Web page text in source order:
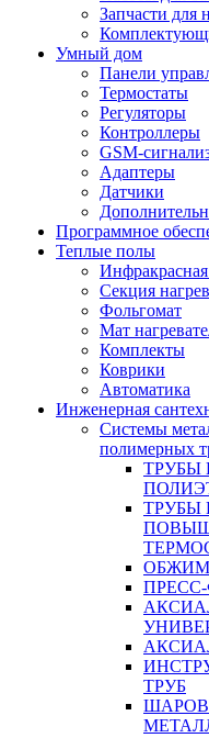
Запчасти для
Умный дом
Панели
Термостаты
Регуляторы
Контроллеры
GSM-
Адаптеры
Датчики
Программное
Теплые полы
Инфракрасная
Секция
Фольгомат
Мат
Комплекты
Коврики
Автоматика
Инженерная
Системы
полимерных
ТРУБЫ
ТРУБЫ
ТРУБ